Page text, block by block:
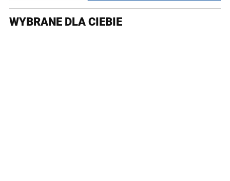
WYBRANE DLA CIEBIE